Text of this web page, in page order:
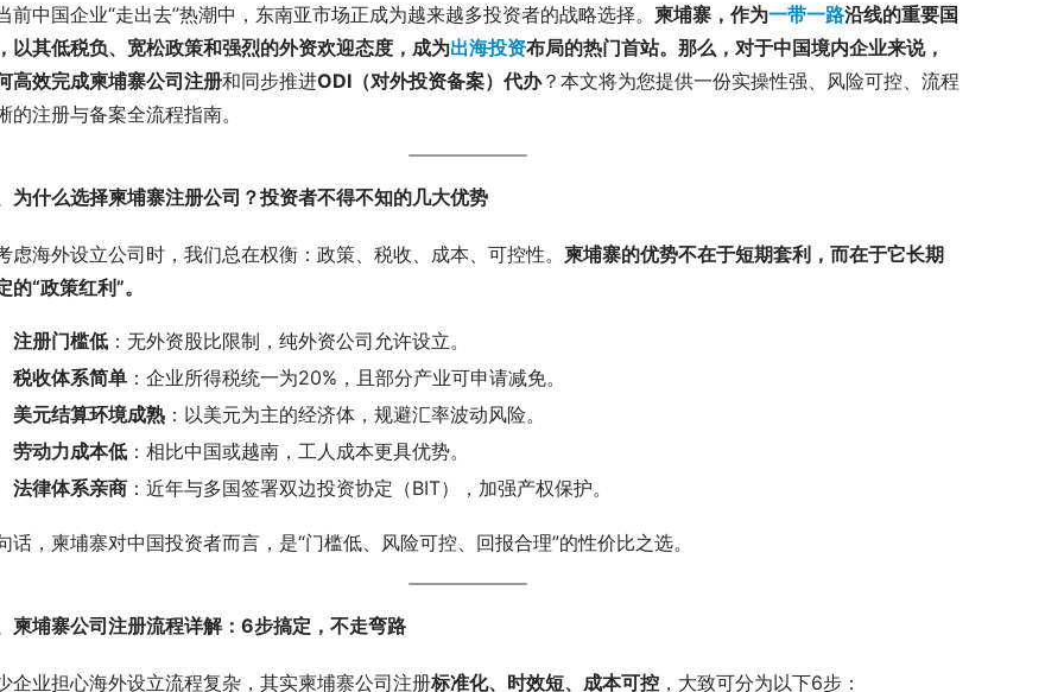
前中国企业“走出去”热潮中，东南亚市场正成为越来越多投资者的战略选择。 柬埔寨，作为一带一路沿线的重要国
以其低税负、宽松政策和强烈的外资欢迎态度，成为出海投资布局的热门首站。 那么，对于中国境内企业来说，
高效完成柬埔寨公司注册和同步推进ODI（对外投资备案）代办？本文将为您提供一份实操性强、风险可控、流程
的注册与备案全流程指南。
为什么选择柬埔寨注册公司？投资者不得不知的几大优势
虑海外设立公司时，我们总在权衡：政策、税收、成本、可控性。 柬埔寨的优势不在于短期套利，而在于它长期
的“政策红利”。
注册门槛低 ：无外资股比限制，纯外资公司允许设立。
税收体系简单 ：企业所得税统一为20%，且部分产业可申请减免。
美元结算环境成熟 ：以美元为主的经济体，规避汇率波动风险。
劳动力成本低 ：相比中国或越南，工人成本更具优势。
法律体系亲商 ：近年与多国签署双边投资协定（BIT），加强产权保护。
话，柬埔寨对中国投资者而言，是“门槛低、风险可控、回报合理”的性价比之选。
柬埔寨公司注册流程详解：6步搞定，不走弯路
企业担心海外设立流程复杂，其实柬埔寨公司注册标准化、时效短、成本可控 ，大致可分为以下6步：